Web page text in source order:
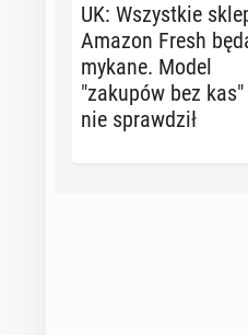
UK: Wszyst­kie
Amazon Fresh
my­ka­ne. Model
"zakupów bez
nie spraw­dził